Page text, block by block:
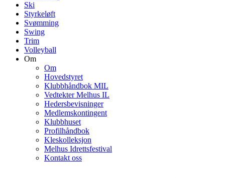
Ski
Styrkeløft
Svømming
Swing
Trim
Volleyball
Om
Om
Hovedstyret
Klubbhåndbok MIL
Vedtekter Melhus IL
Hedersbevisninger
Medlemskontingent
Klubbhuset
Profilhåndbok
Kleskolleksjon
Melhus Idrettsfestival
Kontakt oss